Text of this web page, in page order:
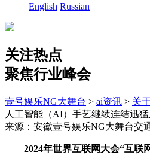
English Russian
关注热点
聚焦行业峰会
壹号娱乐NG大舞台 > ai资讯 > 关
人工智能（AI）手艺继续连结迅
来源：安徽壹号娱乐NG大舞台交
2024年世界互联网大会“互联网